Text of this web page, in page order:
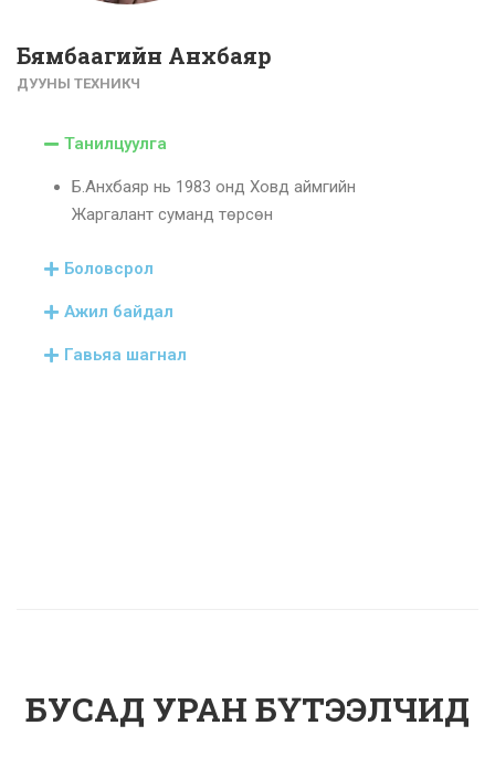
Бямбаагийн Анхбаяр
ДУУНЫ ТЕХНИКЧ
Танилцуулга
Б.Анхбаяр нь 1983 онд Ховд аймгийн
Жаргалант суманд төрсөн
Боловсрол
Ажил байдал
Гавьяа шагнал
БУСАД УРАН БҮТЭЭЛЧИД